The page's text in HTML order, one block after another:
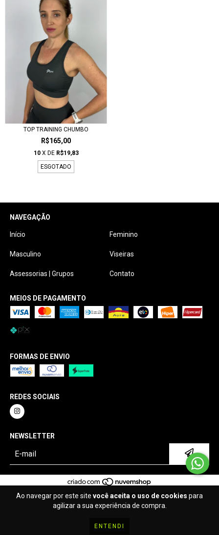
Ao navegar por este site você aceita o uso de cookies para
agilizar a sua experiência de compra.
ENTENDI
TOP TRAINING CHUMBO
R$165,00
10 X DE R$19,83
ESGOTADO
NAVEGAÇÃO
Início Feminino
Masculino Viseiras
Assessorias | Grupos Contato
MEIOS DE PAGAMENTO
FORMAS DE ENVIO
REDES SOCIAIS
NEWSLETTER
COPYRIGHT PULSE RUNNER - 2026. TODOS OS DIREITOS RESERVADOS.